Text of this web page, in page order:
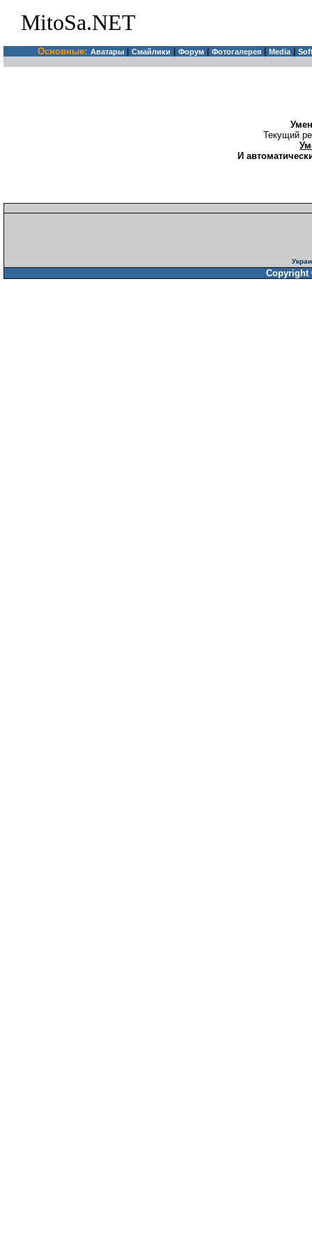
MitoSa.NET
Основные: Аватары Смайлики Форум Фотогалерея Media|
Текущий
И
Copyright